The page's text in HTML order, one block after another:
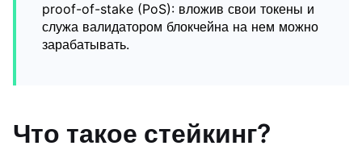
proof-of-stake (PoS): вложив свои токены и
служа валидатором блокчейна на нем можно
зарабатывать.
Что такое стейкинг?